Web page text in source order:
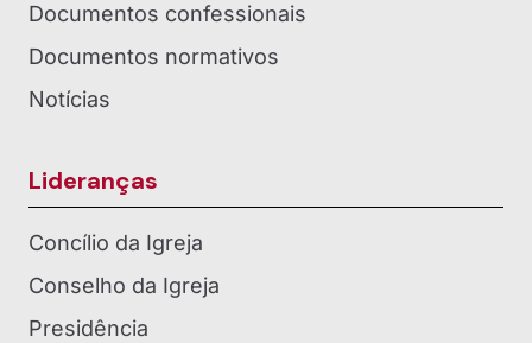
Documentos confessionais
Documentos normativos
Notícias
Lideranças
Concílio da Igreja
Conselho da Igreja
Presidência